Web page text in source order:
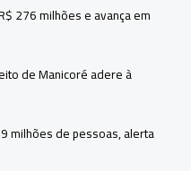
276 milhões e avança em
de Manicoré adere à
milhões de pessoas, alerta